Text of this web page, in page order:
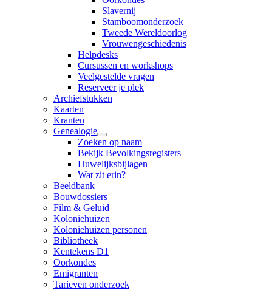
Slavernij
Stamboomonderzoek
Tweede Wereldoorlog
Vrouwengeschiedenis
Helpdesks
Cursussen en workshops
Veelgestelde vragen
Reserveer je plek
Archiefstukken
Kaarten
Kranten
Genealogie
Zoeken op naam
Bekijk Bevolkingsregisters
Huwelijksbijlagen
Wat zit erin?
Beeldbank
Bouwdossiers
Film & Geluid
Koloniehuizen
Koloniehuizen personen
Bibliotheek
Kentekens D1
Oorkondes
Emigranten
Tarieven onderzoek